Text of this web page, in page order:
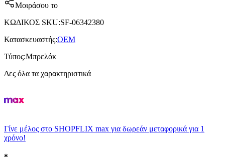
Μοιράσου το
ΚΩΔΙΚΟΣ SKU:SF-06342380
Κατασκευαστής:OEM
Τύπος:Μπρελόκ
Δες όλα τα χαρακτηριστικά
Γίνε μέλος στο SHOPFLIX max για δωρεάν μεταφορικά για 1
χρόνο!